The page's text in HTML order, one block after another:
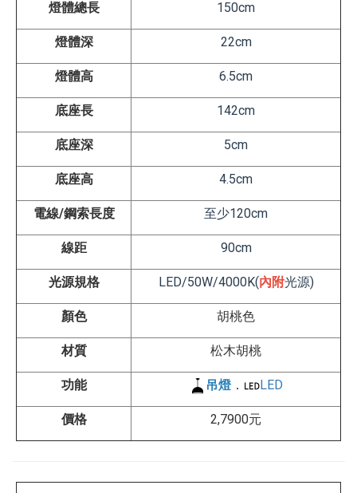
燈體總長 150cm
燈體深 22cm
燈體高 6.5cm
底座長 142cm
底座深 5cm
底座高 4.5cm
電線/鋼索長度 至少120cm
線距 90cm
光源規格 LED/50W/4000K(內附光源)
顏色 胡桃色
材質 松木胡桃
功能 吊燈． LED
價格 2,7900元